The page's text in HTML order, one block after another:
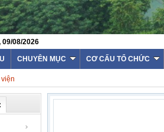
09/08/2026
CHUYÊN MỤC CƠ CẤU TỔ CHỨC